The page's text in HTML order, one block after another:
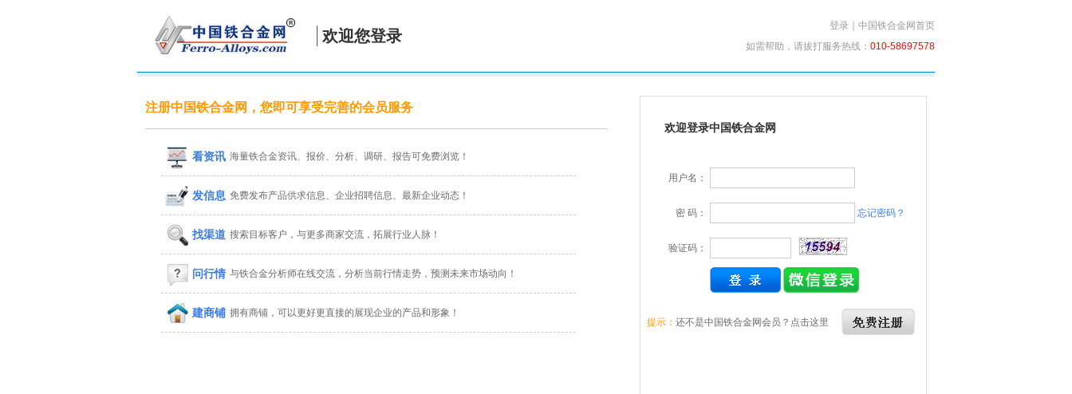
欢迎您登录
登录
中国铁合金网首页
如需帮助，请拔打服务热线： 010-58697578
注册中国铁合金网，您即可享受完善的会员服务
看资讯 海量铁合金资讯、报价、分析、调研、报告可免费浏览！
发信息 免费发布产品供求信息、企业招聘信息、最新企业动态！
找渠道 搜索目标客户，与更多商家交流，拓展行业人脉！
问行情 与铁合金分析师在线交流，分析当前行情走势，预测未来市场动向！
建商铺 拥有商铺，可以更好更直接的展现企业的产品和形象！
欢迎登录中国铁合金网
用户名：
密 码： 忘记密码？
验证码：
提示： 还不是中国铁合金网会员？点击这里